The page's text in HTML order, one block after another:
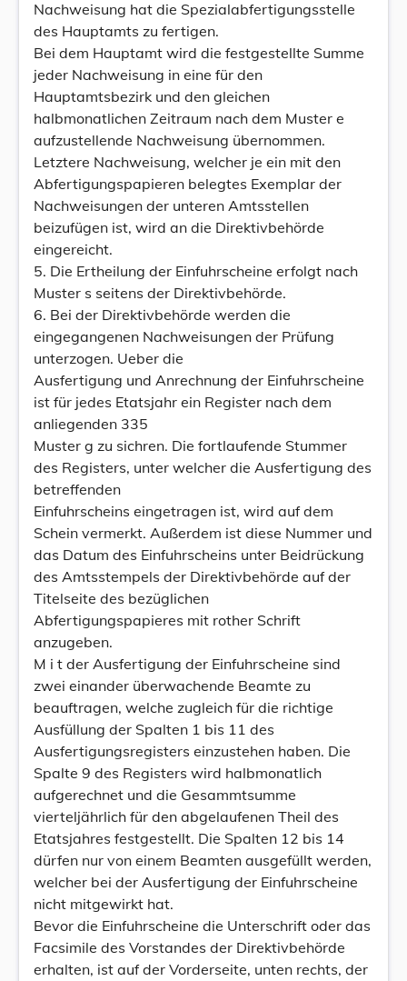
Nachweisung hat die Spezialabfertigungsstelle
des Hauptamts zu fertigen.
Bei dem Hauptamt wird die festgestellte Summe
jeder Nachweisung in eine für den
Hauptamtsbezirk und den gleichen
halbmonatlichen Zeitraum nach dem Muster e
aufzustellende Nachweisung übernommen.
Letztere Nachweisung, welcher je ein mit den
Abfertigungspapieren belegtes Exemplar der
Nachweisungen der unteren Amtsstellen
beizufügen ist, wird an die Direktivbehörde
eingereicht.
5. Die Ertheilung der Einfuhrscheine erfolgt nach
Muster s seitens der Direktivbehörde.
6. Bei der Direktivbehörde werden die
eingegangenen Nachweisungen der Prüfung
unterzogen. Ueber die
Ausfertigung und Anrechnung der Einfuhrscheine
ist für jedes Etatsjahr ein Register nach dem
anliegenden 335
Muster g zu sichren. Die fortlaufende Stummer
des Registers, unter welcher die Ausfertigung des
betreffenden
Einfuhrscheins eingetragen ist, wird auf dem
Schein vermerkt. Außerdem ist diese Nummer und
das Datum des Einfuhrscheins unter Beidrückung
des Amtsstempels der Direktivbehörde auf der
Titelseite des bezüglichen
Abfertigungspapieres mit rother Schrift
anzugeben.
M i t der Ausfertigung der Einfuhrscheine sind
zwei einander überwachende Beamte zu
beauftragen, welche zugleich für die richtige
Ausfüllung der Spalten 1 bis 11 des
Ausfertigungsregisters einzustehen haben. Die
Spalte 9 des Registers wird halbmonatlich
aufgerechnet und die Gesammtsumme
vierteljährlich für den abgelaufenen Theil des
Etatsjahres festgestellt. Die Spalten 12 bis 14
dürfen nur von einem Beamten ausgefüllt werden,
welcher bei der Ausfertigung der Einfuhrscheine
nicht mitgewirkt hat.
Bevor die Einfuhrscheine die Unterschrift oder das
Facsimile des Vorstandes der Direktivbehörde
erhalten, ist auf der Vorderseite, unten rechts, der